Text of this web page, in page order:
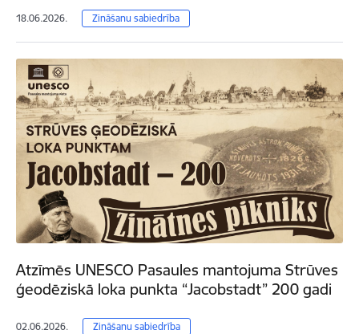
18.06.2026. Zināšanu sabiedrība
Atzīmēs UNESCO Pasaules mantojuma Strūves
ģeodēziskā loka punkta “Jacobstadt” 200 gadi
02.06.2026. Zināšanu sabiedrība